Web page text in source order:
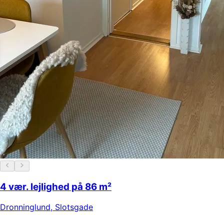
4 vær. lejlighed på 86 m²
Dronninglund, Slotsgade